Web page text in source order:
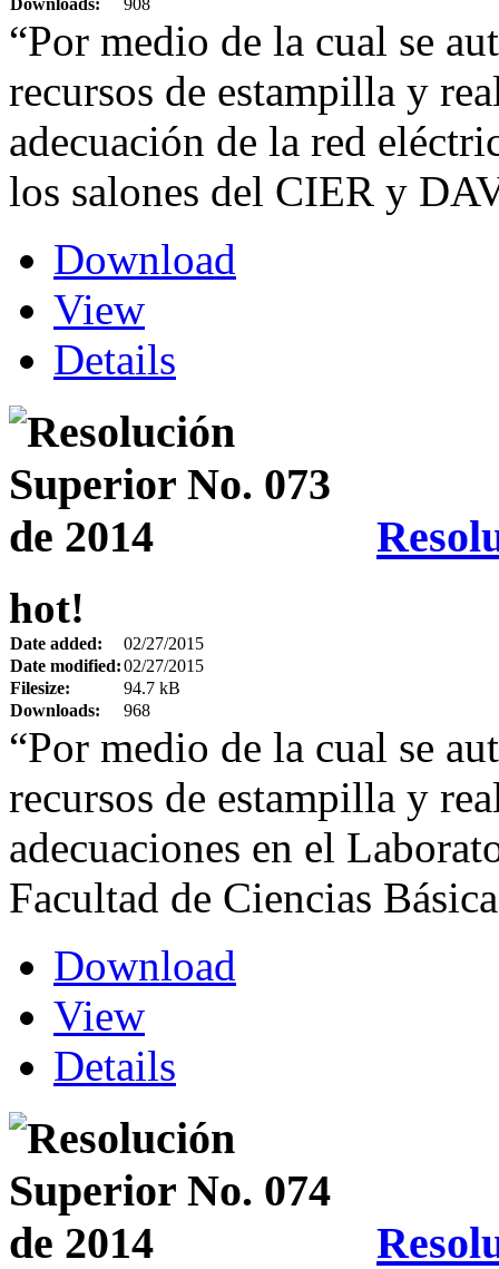
“Por medio de la cual se
recursos de estampilla y
adecuación de la red
los salones del CIER y
Download
View
Details
hot!
Date added:
02/27/2015
Date modified:02/27/2015
Filesize:
94.7 kB
Downloads:
968
“Por medio de la cual se
recursos de estampilla y
adecuaciones en el
Facultad de Ciencias
Download
View
Details